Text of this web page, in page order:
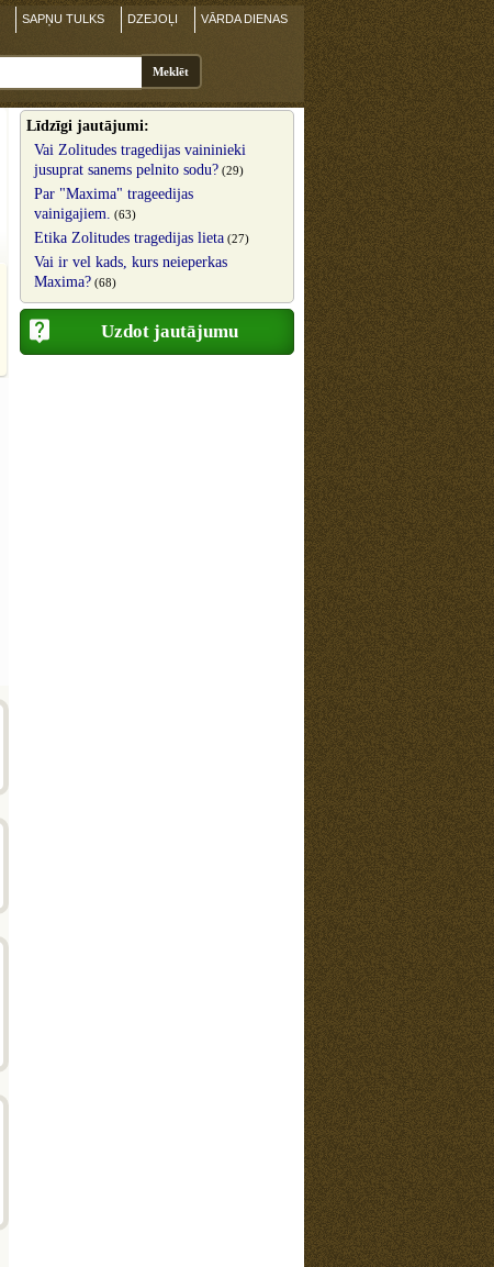
SAPŅU TULKS DZEJOĻI VĀRDA DIENAS
Līdzīgi jautājumi:
Vai Zolitudes tragedijas vaininieki
jusuprat sanems pelnito sodu?(29)
Par "Maxima" trageedijas
vainigajiem. (63)
Etika Zolitudes tragedijas lieta(27)
Vai ir vel kads, kurs neieperkas
Maxima?(68)
Uzdot jautājumu